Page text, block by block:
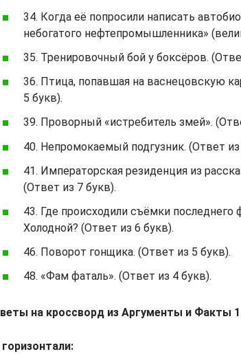
34. Когда её попросили написать
небогатого нефтепромышленника»
35. Тренировочный бой у боксёров.
36. Птица, попавшая на васнецовскую
5 букв).
39. Проворный «истребитель змей».
40. Непромокаемый подгузник. (Ответ из
41. Императорская резиденция из
(Ответ из 7 букв).
43. Где происходили съёмки
Холодной? (Ответ из 6 букв).
46. Поворот гонщика. (Ответ из 5 букв).
48. «Фам фаталь». (Ответ из 4 букв).
на кроссворд из Аргументы и Факты 1
горизонтали: